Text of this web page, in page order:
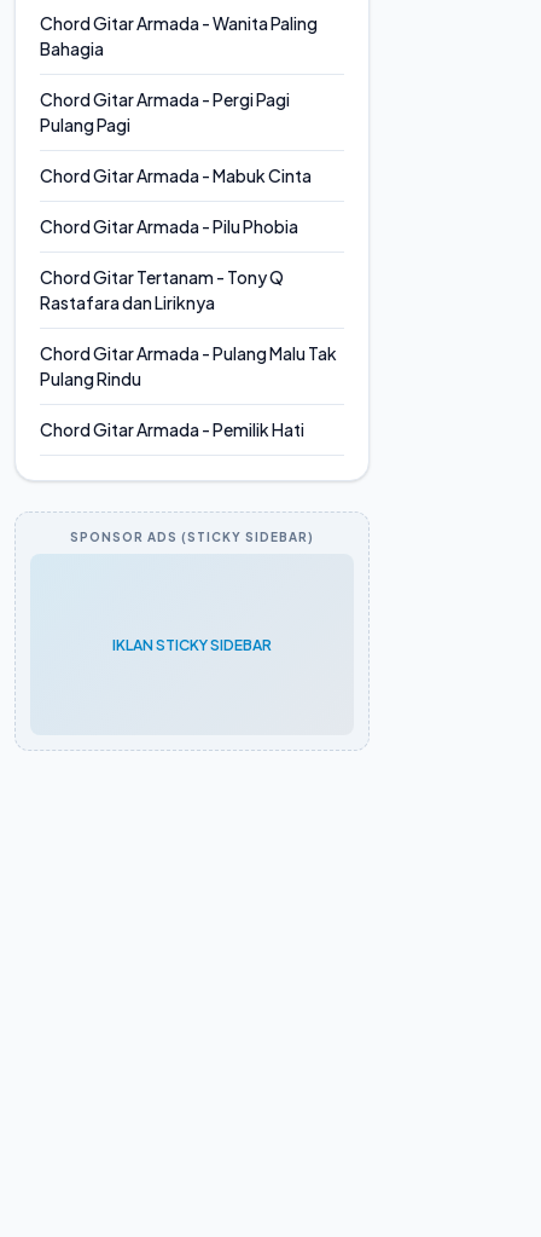
Chord Gitar Armada - Wanita Paling
Bahagia
Chord Gitar Armada - Pergi Pagi
Pulang Pagi
Chord Gitar Armada - Mabuk Cinta
Chord Gitar Armada - Pilu Phobia
Chord Gitar Tertanam - Tony Q
Rastafara dan Liriknya
Chord Gitar Armada - Pulang Malu Tak
Pulang Rindu
Chord Gitar Armada - Pemilik Hati
SPONSOR ADS (STICKY SIDEBAR)
IKLAN STICKY SIDEBAR